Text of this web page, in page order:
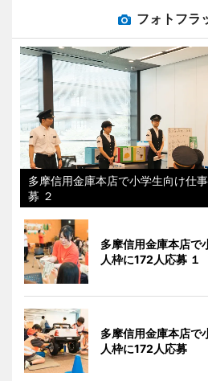
フォトフラ
多摩信用金庫本店で小学生向け仕
募 ２
多摩信用金庫本店
人枠に172人応募 １
多摩信用金庫本店
人枠に172人応募